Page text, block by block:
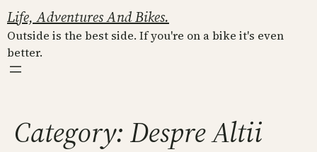
Skip
to
content
Life, Adventures And Bikes.
Outside is the best side. If you're on a bike it's even
better.
Category: Despre Altii